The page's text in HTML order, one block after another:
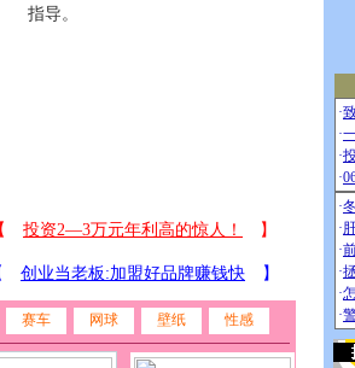
指导。
赛车 网球 壁纸 性感